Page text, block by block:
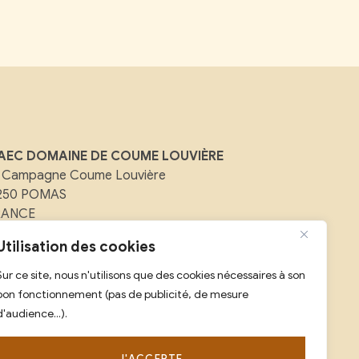
des cookies
ce site, nous n'utilisons que des cookies nécessaires à son
fonctionnement (pas de publicité, de mesure
DOMAINE DE COUME LOUVIÈRE
Campagne Coume Louvière
POMAS
: contact@domainedecoumelouviere.com
: 07 88 08 25 59